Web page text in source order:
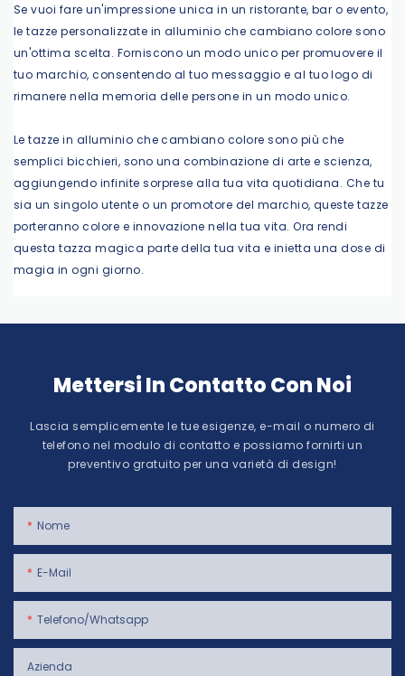
Se vuoi fare un'impressione unica in un ristorante, bar o evento,
le tazze personalizzate in alluminio che cambiano colore sono
un'ottima scelta. Forniscono un modo unico per promuovere il
tuo marchio, consentendo al tuo messaggio e al tuo logo di
rimanere nella memoria delle persone in un modo unico.
Le tazze in alluminio che cambiano colore sono più che
semplici bicchieri, sono una combinazione di arte e scienza,
aggiungendo infinite sorprese alla tua vita quotidiana. Che tu
sia un singolo utente o un promotore del marchio, queste tazze
porteranno colore e innovazione nella tua vita. Ora rendi
questa tazza magica parte della tua vita e inietta una dose di
magia in ogni giorno.
Mettersi In Contatto Con Noi
Lascia semplicemente le tue esigenze, e-mail o numero di
telefono nel modulo di contatto e possiamo fornirti un
preventivo gratuito per una varietà di design!
Nome
E-Mail
Telefono/whatsapp
Azienda